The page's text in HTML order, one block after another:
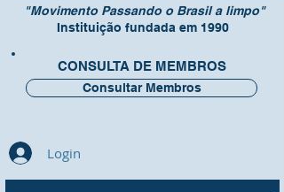
"Movimento Passando o Brasil a limpo"
Instituição fundada em 1990
CONSULTA DE MEMBROS
Consultar Membros
Login